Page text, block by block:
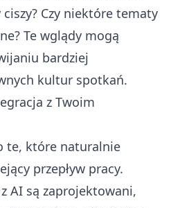
ciszy? Czy niektóre tematy
Te wglądy mogą
bardziej
kultur spotkań.
z Twoim
te, które naturalnie
przepływ pracy.
AI są zaprojektowani,